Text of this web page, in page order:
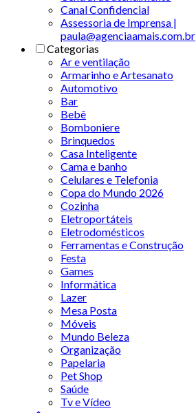
Canal Confidencial
Assessoria de Imprensa |
paula@agenciaamais.com.br
Categorias
Ar e ventilação
Armarinho e Artesanato
Automotivo
Bar
Bebê
Bomboniere
Brinquedos
Casa Inteligente
Cama e banho
Celulares e Telefonia
Copa do Mundo 2026
Cozinha
Eletroportáteis
Eletrodomésticos
Ferramentas e Construção
Festa
Games
Informática
Lazer
Mesa Posta
Móveis
Mundo Beleza
Organização
Papelaria
Pet Shop
Saúde
Tv e Vídeo